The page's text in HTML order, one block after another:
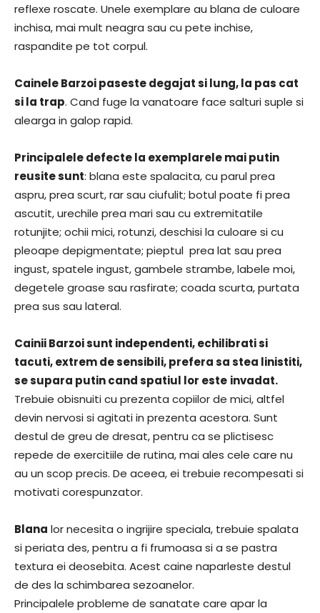
reflexe roscate. Unele exemplare au blana de culoare
inchisa, mai mult neagra sau cu pete inchise,
raspandite pe tot corpul.
Cainele Barzoi paseste degajat si lung, la pas cat
si la trap. Cand fuge la vanatoare face salturi suple si
alearga in galop rapid.
Principalele defecte la exemplarele mai putin
reusite sunt: blana este spalacita, cu parul prea
aspru, prea scurt, rar sau ciufulit; botul poate fi prea
ascutit, urechile prea mari sau cu extremitatile
rotunjite; ochii mici, rotunzi, deschisi la culoare si cu
pleoape depigmentate; pieptul prea lat sau prea
ingust, spatele ingust, gambele strambe, labele moi,
degetele groase sau rasfirate; coada scurta, purtata
prea sus sau lateral.
Cainii Barzoi sunt independenti, echilibrati si
tacuti, extrem de sensibili, prefera sa stea linistiti,
se supara putin cand spatiul lor este invadat.
Trebuie obisnuiti cu prezenta copiilor de mici, altfel
devin nervosi si agitati in prezenta acestora. Sunt
destul de greu de dresat, pentru ca se plictisesc
repede de exercitiile de rutina, mai ales cele care nu
au un scop precis. De aceea, ei trebuie recompesati si
motivati corespunzator.
Blana lor necesita o ingrijire speciala, trebuie spalata
si periata des, pentru a fi frumoasa si a se pastra
textura ei deosebita. Acest caine naparleste destul
de des la schimbarea sezoanelor.
Principalele probleme de sanatate care apar la